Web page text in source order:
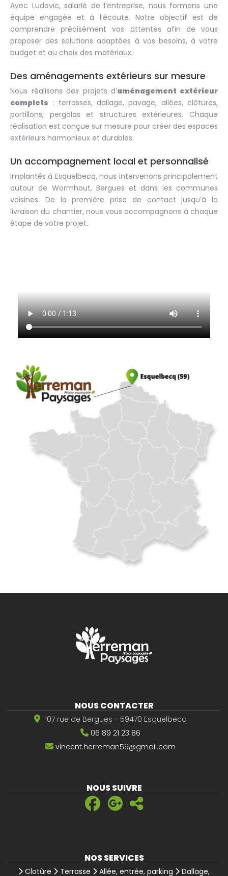
Avec Ludovic, salarié de l’entreprise, nous formons une
équipe engagée et à l’écoute. Notre objectif est de
comprendre précisément vos attentes afin de vous
proposer des solutions adaptées à vos besoins, à votre
budget et au choix des matériaux.
Des aménagements extérieurs sur mesure
Nous réalisons des projets d’aménagement extérieur
complets : terrasses, dallage, pavage, allées, clôtures,
portillons, pergolas et structures extérieures. Chaque
réalisation est conçue sur mesure pour créer des espaces
extérieurs harmonieux et durables.
Un accompagnement local et personnalisé
Implantés à Esquelbecq, nous intervenons principalement
autour de Wormhout, Bergues et dans les communes
voisines. De la première prise de contact jusqu’à la
livraison du chantier, nous vous accompagnons à chaque
étape de votre projet.
NOUS CONTACTER
107 rue de Bergues - 59470 Esquelbecq
06 89 21 23 86
vincent.herreman59@gmail.com
NOUS SUIVRE
NOS SERVICES
Clotûre Terrasse Allée, entrée, parking Dallage,